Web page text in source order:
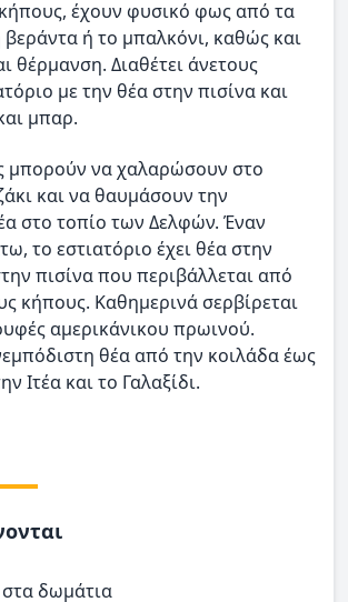
έχουν φυσικό φως από τα
ή το μπαλκόνι, καθώς και
θέρμανση. Διαθέτει άνετους
με την θέα στην πισίνα και
μπαρ.
μπορούν να χαλαρώσουν στο
και να θαυμάσουν την
στο τοπίο των Δελφών. Έναν
το εστιατόριο έχει θέα στην
πισίνα που περιβάλλεται από
κήπους. Καθημερινά σερβίρεται
αμερικάνικου πρωινού.
θέα από την κοιλάδα έως
Ιτέα και το Γαλαξίδι.
δωμάτια